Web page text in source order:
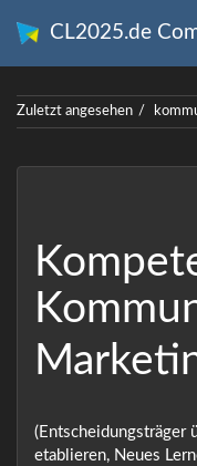
CL2025.de
Zuletzt angesehen
(Entscheidungsträger
etablieren, Neues